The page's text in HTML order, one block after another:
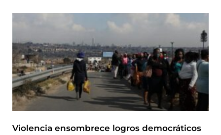
Violencia ensombrece logros democráticos